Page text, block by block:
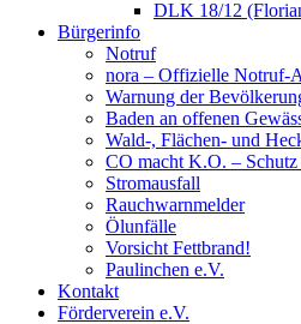
DLK 18/12
Bürgerinfo
Notruf
nora – Offizielle Notruf-
Warnung der
Baden an offenen
Wald-, Flächen- und
CO macht K.O. –
Stromausfall
Rauchwarnmelder
Ölunfälle
Vorsicht Fettbrand!
Paulinchen e.V.
Kontakt
Förderverein e.V.